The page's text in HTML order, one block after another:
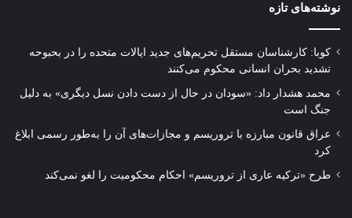
نوشته‌های تازه
کوبا: کارشناسان مستقل تحریم‌های جدید ایالات متحده را در بحبوحه
تشدید بحران انسانی محکوم می‌کنند
محمد هشدار داد: «سودان در حال از دست دادن نسل دیگری» به دلیل
جنگ است
عراق قانون مبارزه با تروریسم و مجازات‌های آن را به‌طور رسمی ابلاغ
کرد
طرح «ترکیه عاری از تروریسم» احکام محکومیت را لغو نمی‌کند